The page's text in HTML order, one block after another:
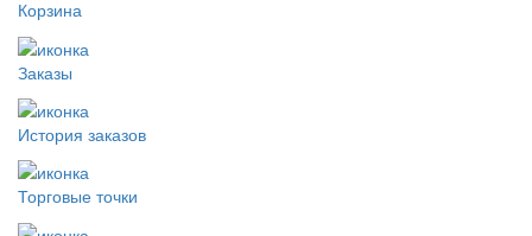
Корзина
Заказы
История заказов
Торговые точки